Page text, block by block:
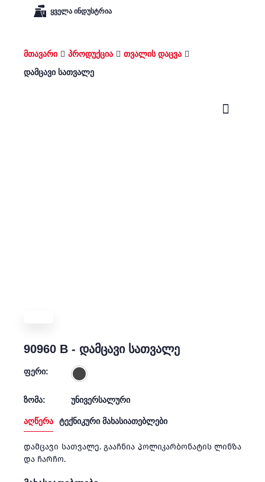
ყველა ინდუსტრია
მთავარი პროდუქცია
თვალის დაცვა
დამცავი სათვალე
90960 B - დამცავი სათვალე
ფერი:
ზომა: უნივერსალური
აღწერა ტექნიკური მახასიათებლები
დამცავი სათვალე. გააჩნია პოლიკარბონატის ლინზა
და ჩარჩო.